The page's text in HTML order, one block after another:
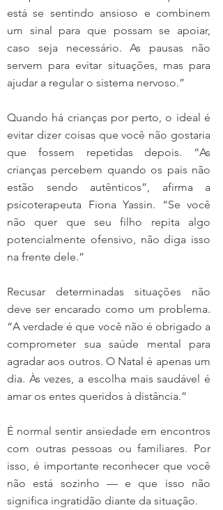
está se sentindo ansioso e combinem
um sinal para que possam se apoiar,
caso seja necessário. As pausas não
servem para evitar situações, mas para
ajudar a regular o sistema nervoso.”
Quando há crianças por perto, o ideal é
evitar dizer coisas que você não gostaria
que fossem repetidas depois. “As
crianças percebem quando os pais não
estão sendo autênticos”, afirma a
psicoterapeuta Fiona Yassin. “Se você
não quer que seu filho repita algo
potencialmente ofensivo, não diga isso
na frente dele.”
Recusar determinadas situações não
deve ser encarado como um problema.
“A verdade é que você não é obrigado a
comprometer sua saúde mental para
agradar aos outros. O Natal é apenas um
dia. Às vezes, a escolha mais saudável é
amar os entes queridos à distância.”
É normal sentir ansiedade em encontros
com outras pessoas ou familiares. Por
isso, é importante reconhecer que você
não está sozinho — e que isso não
significa ingratidão diante da situação.